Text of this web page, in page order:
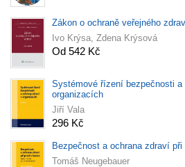
Zákon o ochraně veřejného
Ivo Krýsa, Zdena Krýsová
Od 542 Kč
Systémové řízení bezpečnosti
organizacích
Jiří Vala
296 Kč
Bezpečnost a ochrana zdraví
Tomáš Neugebauer